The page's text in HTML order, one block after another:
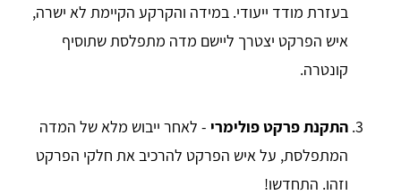
בעזרת מודד ייעודי. במידה והקרקע הקיימת לא ישרה,
איש הפרקט יצטרך ליישם מדה מתפלסת שתוסיף
קונטרה.
התקנת פרקט פולימרי - לאחר ייבוש מלא של המדה
המתפלסת, על איש הפרקט להרכיב את חלקי הפרקט
וזהו. התחדשו!